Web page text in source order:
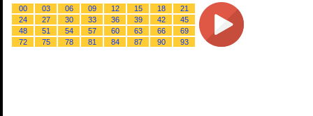
00 03 06 09 12 15 18
21
24
27 30 33 36 39 42
45
48
51 54 57 60 63 66
69
72
75 78 81 84 87 90 93